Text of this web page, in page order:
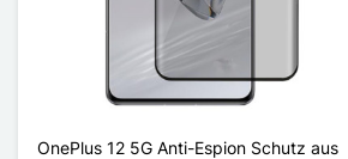
OnePlus 12 5G Anti-Espion Schutz aus